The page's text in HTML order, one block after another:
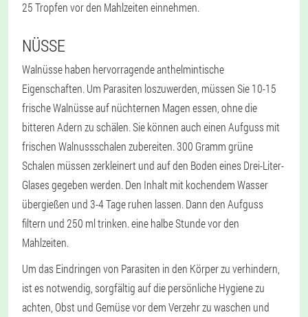
25 Tropfen vor den Mahlzeiten einnehmen.
NÜSSE
Walnüsse haben hervorragende anthelmintische
Eigenschaften. Um Parasiten loszuwerden, müssen Sie 10-15
frische Walnüsse auf nüchternen Magen essen, ohne die
bitteren Adern zu schälen. Sie können auch einen Aufguss mit
frischen Walnussschalen zubereiten. 300 Gramm grüne
Schalen müssen zerkleinert und auf den Boden eines Drei-Liter-
Glases gegeben werden. Den Inhalt mit kochendem Wasser
übergießen und 3-4 Tage ruhen lassen. Dann den Aufguss
filtern und 250 ml trinken. eine halbe Stunde vor den
Mahlzeiten.
Um das Eindringen von Parasiten in den Körper zu verhindern,
ist es notwendig, sorgfältig auf die persönliche Hygiene zu
achten, Obst und Gemüse vor dem Verzehr zu waschen und